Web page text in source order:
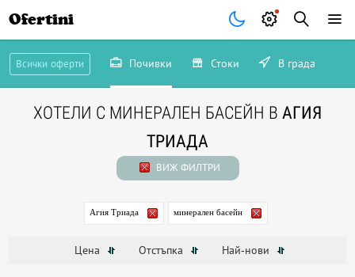
Ofertini
Всички оферти Почивки Стоки В града
ХОТЕЛИ С МИНЕРАЛЕН БАСЕЙН В АГИЯ
ТРИАДА
ВИЖ ФИЛТРИ
Агия Триада минерален басейн
Цена Отстъпка Най-нови